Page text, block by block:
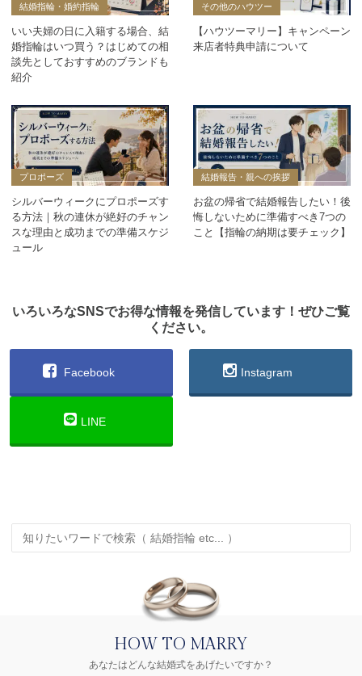
結婚指輪・婚約指輪
いい夫婦の日に入籍する場合、結
婚指輪はいつ買う？はじめての相
談先としておすすめのブランドも
紹介
その他のハウツー
【ハウツーマリー】キャンペーン
来店者特典申請について
プロポーズ
シルバーウィークにプロポーズす
る方法｜秋の連休が絶好のチャン
スな理由と成功までの準備スケジ
ュール
結婚報告・親への挨拶
お盆の帰省で結婚報告したい！後
悔しないために準備すべき7つの
こと【指輪の納期は要チェック】
いろいろなSNSでお得な情報を発信しています！ぜひご覧
ください。
Facebook Instagram
LINE
HOW TO MARRY
あなたはどんな結婚式をあげたいですか？